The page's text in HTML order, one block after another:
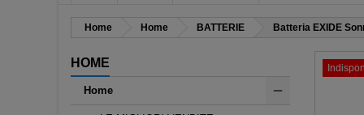
Home Home BATTERIE Batteria EXIDE
HOME
Home